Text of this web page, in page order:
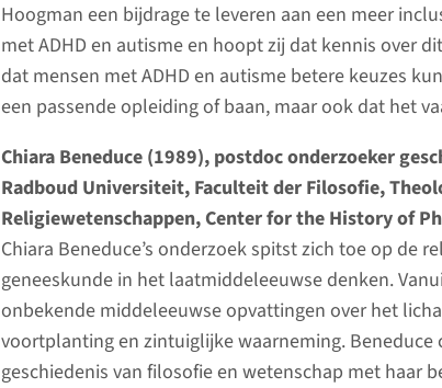
Hoogman een bijdrage te leveren aan een meer
met ADHD en autisme en hoopt zij dat kennis over
dat mensen met ADHD en autisme betere keuzes
een passende opleiding of baan, maar ook dat het
Chiara Beneduce (1989), postdoc onderzoeker
Radboud Universiteit, Faculteit der Filosofie,
Religiewetenschappen, Center for the History of
Chiara Beneduce’s onderzoek spitst zich toe op de
geneeskunde in het laatmiddeleeuwse denken.
onbekende middeleeuwse opvattingen over het
voortplanting en zintuiglijke waarneming. Beneduce
geschiedenis van filosofie en wetenschap met haar